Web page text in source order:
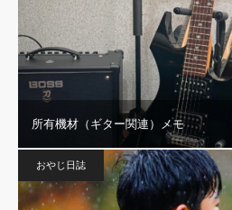
所有機材（ギター関連）メモ
おやじ日誌